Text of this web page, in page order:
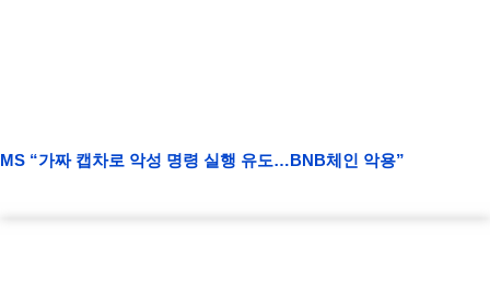
MS “가짜 캡차로 악성 명령 실행 유도…BNB체인 악용”